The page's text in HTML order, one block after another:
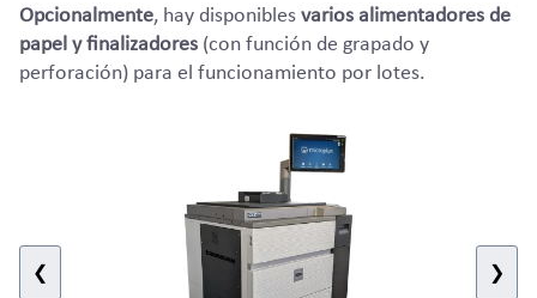
Opcionalmente, hay disponiblesvarios alimentadores de
papel y finalizadores (con función de grapado y
perforación) para el funcionamiento por lotes.
❮ ❯